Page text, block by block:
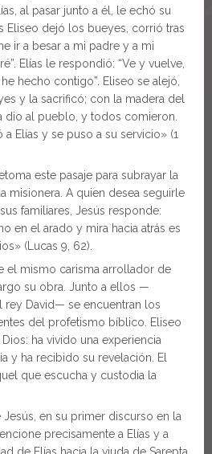
al pasar junto a él, le echó su
Eliseo dejó los bueyes, corrió tras
ir a besar a mi padre y a mi
Elías le respondió: “Ve y vuelve,
hecho contigo”. Eliseo se alejó,
y la sacrificó; con la madera del
al pueblo, y todos comieron.
a Elías y se puso a su servicio» (1
este pasaje para subrayar la
misionera. A quien desea seguirle
familiares, Jesús responde:
en el arado y mira hacia atrás es
(Lucas 9, 62).
el mismo carisma arrollador de
su obra. Junto a ellos —
rey David— se encuentran los
del profetismo bíblico. Eliseo
ha vivido una experiencia
y ha recibido su revelación. El
que escucha y custodia la
Jesús, en su primer discurso en la
precisamente a Elías y a
de Elías hacia la viuda de Sarepta